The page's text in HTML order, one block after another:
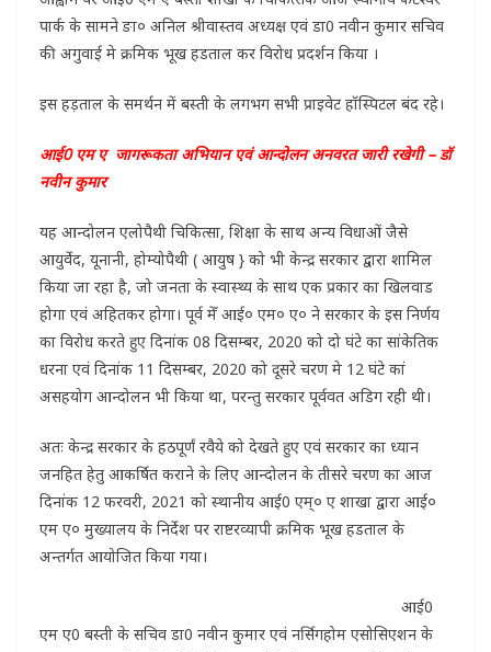
पार्क के सामने ङा० अनिल श्रीवास्तव अध्यक्ष एवं डा0 नवीन कुमार सचिव
की अगुवाई मे क्रमिक भूख हडताल कर विरोध प्रदर्शन किया ।
इस हड़ताल के समर्थन में बस्ती के लगभग सभी प्राइवेट हॉस्पिटल बंद रहे।
आई0 एम ए जागरूकता अभियान एवं आन्दोलन अनवरत जारी रखेगी – डॉ
नवीन कुमार
यह आन्दोलन एलोपैथी चिकित्सा, शिक्षा के साथ अन्य विधाओं जैसे
आयुर्वेद, यूनानी, होम्योपैथी ( आयुष } को भी केन्द्र सरकार द्वारा शामिल
किया जा रहा है, जो जनता के स्वास्थ्य के साथ एक प्रकार का खिलवाड
होगा एवं अहितकर होगा। पूर्व मेँ आई० एम० ए० ने सरकार के इस निर्णय
का विरोध करते हुए दिनांक 08 दिसम्बर, 2020 को दो घंटे का सांकेतिक
धरना एवं दिनांक 11 दिसम्बर, 2020 को दूसरे चरण मे 12 घंटे कां
असहयोग आन्दोलन भी किया था, परन्तु सरकार पूर्ववत अडिग रही थी।
अतः केन्द्र सरकार के हठपूर्णं रवैये को देखते हुए एवं सरकार का ध्यान
जनहित हेतु आकर्षित कराने के लिए आन्दोलन के तीसरे चरण का आज
दिनांक 12 फरवरी, 2021 को स्थानीय आई0 एम्‌० ए शाखा द्वारा आई०
एम ए० मुख्यालय के निर्देश पर राष्टरव्यापी क्रमिक भूख हडताल के
अन्तर्गत आयोजित किया गया।
आई0
एम ए0 बस्ती के सचिव डा0 नवीन कुमार एवं नर्सिगहोम एसोसिएशन के